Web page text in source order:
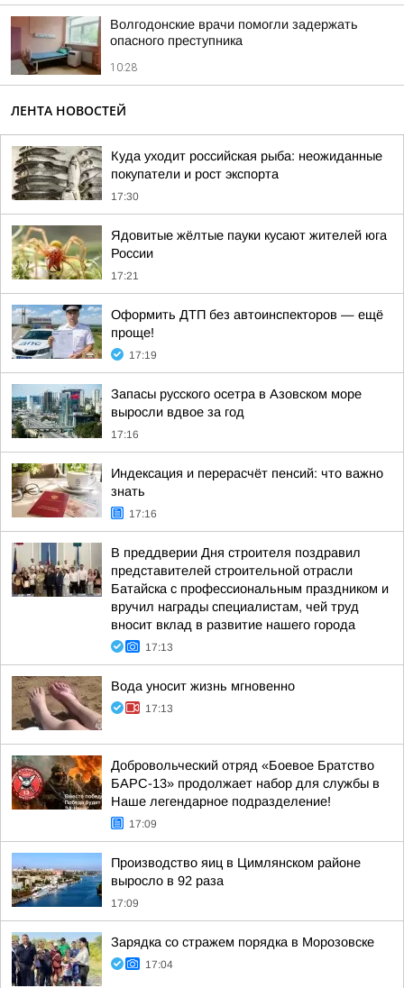
Волгодонские врачи помогли задержать
опасного преступника
10:28
ЛЕНТА НОВОСТЕЙ
Куда уходит российская рыба: неожиданные
покупатели и рост экспорта
17:30
Ядовитые жёлтые пауки кусают жителей юга
России
17:21
Оформить ДТП без автоинспекторов — ещё
проще!
17:19
Запасы русского осетра в Азовском море
выросли вдвое за год
17:16
Индексация и перерасчёт пенсий: что важно
знать
17:16
В преддверии Дня строителя поздравил
представителей строительной отрасли
Батайска с профессиональным праздником и
вручил награды специалистам, чей труд
вносит вклад в развитие нашего города
17:13
Вода уносит жизнь мгновенно
17:13
Добровольческий отряд «Боевое Братство
БАРС-13» продолжает набор для службы в
Наше легендарное подразделение!
17:09
Производство яиц в Цимлянском районе
выросло в 92 раза
17:09
Зарядка со стражем порядка в Морозовске
17:04